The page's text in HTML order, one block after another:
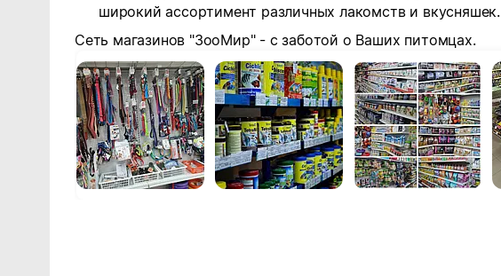
широкий ассортимент различных лакомств и вкусняшек.
Сеть магазинов "ЗооМир" - с заботой о Ваших питомцах.